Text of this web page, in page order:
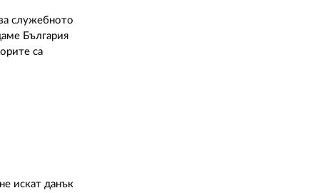
служебното
България
са
искат данък